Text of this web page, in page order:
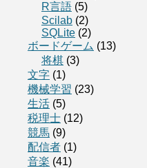
R言語 (5)
Scilab (2)
SQLite (2)
ボードゲーム (13)
将棋 (3)
文字 (1)
機械学習 (23)
生活 (5)
税理士 (12)
競馬 (9)
配信者 (1)
音楽 (41)